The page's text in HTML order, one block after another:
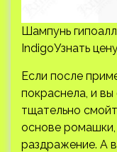
Шампунь
IndigoУзнать
Если после
покраснела, и
тщательно
основе
раздражение. А